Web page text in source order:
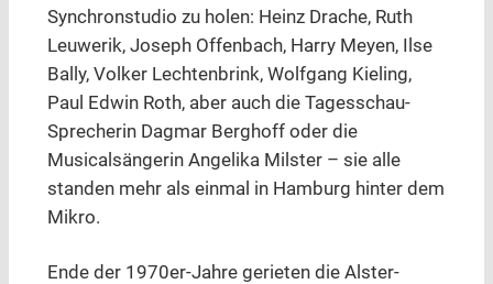
Synchronstudio zu holen: Heinz Drache, Ruth
Leuwerik, Joseph Offenbach, Harry Meyen, Ilse
Bally, Volker Lechtenbrink, Wolfgang Kieling,
Paul Edwin Roth, aber auch die Tagesschau-
Sprecherin Dagmar Berghoff oder die
Musicalsängerin Angelika Milster – sie alle
standen mehr als einmal in Hamburg hinter dem
Mikro.
Ende der 1970er-Jahre gerieten die Alster-